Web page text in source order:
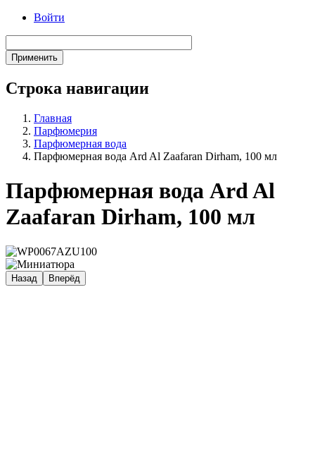
Войти
Строка навигации
Главная
Парфюмерия
Парфюмерная вода
Парфюмерная вода Ard Al Zaafaran Dirham, 100 мл
Парфюмерная вода Ard Al
Zaafaran Dirham, 100 мл
Назад Вперёд